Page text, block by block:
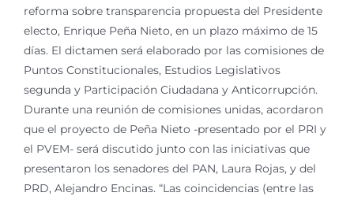
reforma sobre transparencia propuesta del Presidente
electo, Enrique Peña Nieto, en un plazo máximo de 15
días. El dictamen será elaborado por las comisiones de
Puntos Constitucionales, Estudios Legislativos
segunda y Participación Ciudadana y Anticorrupción.
Durante una reunión de comisiones unidas, acordaron
que el proyecto de Peña Nieto -presentado por el PRI y
el PVEM- será discutido junto con las iniciativas que
presentaron los senadores del PAN, Laura Rojas, y del
PRD, Alejandro Encinas. “Las coincidencias (entre las